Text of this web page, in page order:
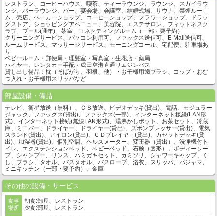
レストラン、コーヒーハウス、喫茶、ティーラウンジ、ラウンジ、スカイラウ
ンジ、バーラウンジ、バー、宴会場、会議室、結婚式場、サウナ、禁煙ルー
ム、売店、ベーカーショップ、コーヒーショップ、フラワーショップ、ドラッ
グストア、ショッピングアベニュー、美容院、エステサロン、フィットネスク
ラブ、プール(通年)、茶室、コネクティングルーム（一部・要予約）
クリーニングサービス、パソコン利用可、ファックス送信可、E-Mail送信可、
ルームサービス、マッサージサービス、モーニングコール、宅配便、駐車場あ
り
ベビールーム・郵便局・理髪室・写真室・生花店・薬局
ハイヤー、レンタカー手配・成田空港直通リムジンバス
貸し出し備品：枕（そばがら、羽根、他）・お子様用歯ブラシ、コップ・おむ
つ入れ・お子様用スリッパなど
部屋設備・備品
テレビ、衛星放送（無料）、ＣＳ放送、ビデオデッキ(貸出)、電話、モジュラー
ジャック、ファックス(貸出)、ファックス(一部)、インターネット接続(LAN形
式)、インターネット接続(無線LAN形式)、湯沸かしポット、お茶セット、冷蔵
庫、ミニバー、ドライヤー、ドライヤー(貸出)、ズボンプレッサー(貸出)、電気
スタンド(貸出)、アイロン(貸出)、ＣＤプレイヤ－(貸出)、カセットデッキ(貸
出)、加湿器(貸出)、個別空調、ヘルスメーター、変圧器（貸出）、洗浄機付ト
イレ、エクステンションベッド、ベビーベッド、石鹸（固形）、ボディーソー
プ、シャンプー、リンス、ハミガキセット、カミソリ、シャワーキャップ、く
し、ブラシ、タオル、バスタオル、バスローブ、浴衣、スリッパ、パジャマ、
ミニキッチン（一部・要予約）、金庫
その他の設備・サービス
食事
場所
朝食:部屋、レストラン
夕食:部屋、レストラン